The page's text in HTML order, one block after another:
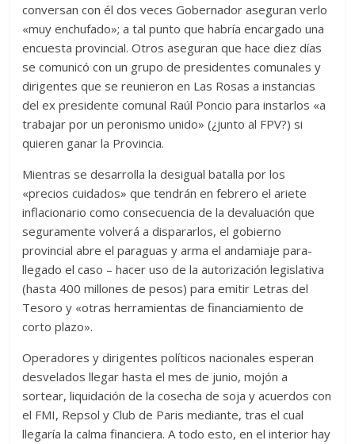
conversan con él dos veces Gobernador aseguran verlo
«muy enchufado»; a tal punto que habría encargado una
encuesta provincial. Otros aseguran que hace diez días
se comunicó con un grupo de presidentes comunales y
dirigentes que se reunieron en Las Rosas a instancias
del ex presidente comunal Raúl Poncio para instarlos «a
trabajar por un peronismo unido» (¿junto al FPV?) si
quieren ganar la Provincia.
Mientras se desarrolla la desigual batalla por los
«precios cuidados» que tendrán en febrero el ariete
inflacionario como consecuencia de la devaluación que
seguramente volverá a dispararlos, el gobierno
provincial abre el paraguas y arma el andamiaje para-
llegado el caso – hacer uso de la autorización legislativa
(hasta 400 millones de pesos) para emitir Letras del
Tesoro y «otras herramientas de financiamiento de
corto plazo».
Operadores y dirigentes políticos nacionales esperan
desvelados llegar hasta el mes de junio, mojón a
sortear, liquidación de la cosecha de soja y acuerdos con
el FMI, Repsol y Club de Paris mediante, tras el cual
llegaría la calma financiera. A todo esto, en el interior hay